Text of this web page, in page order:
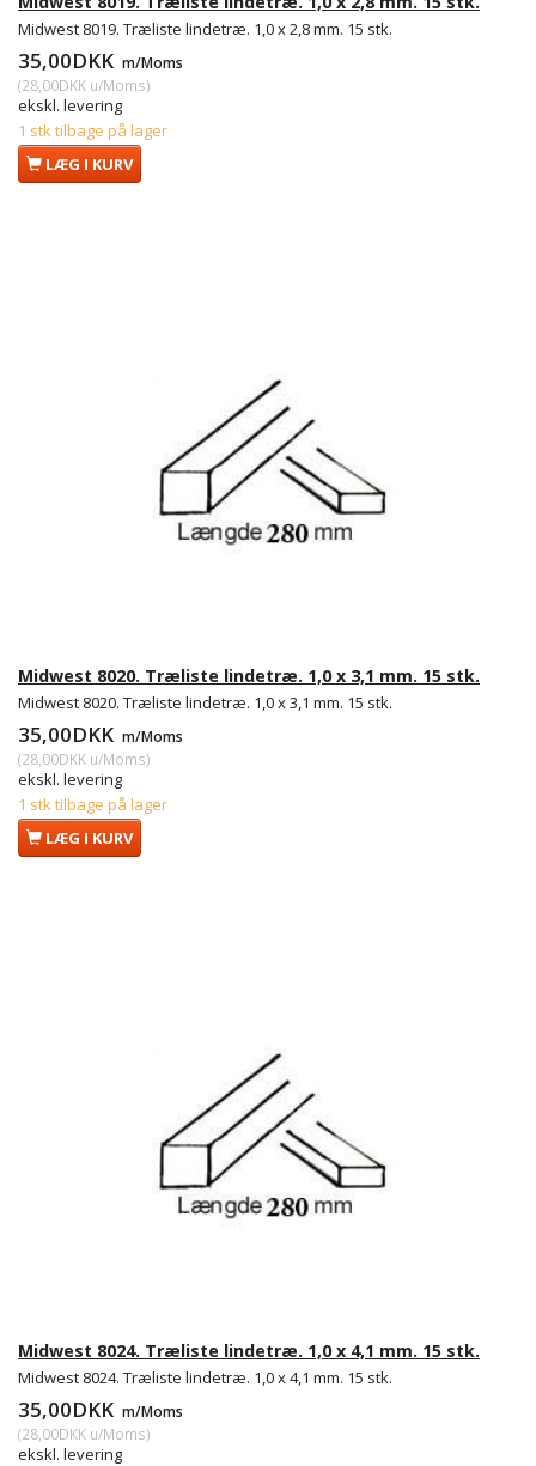
Midwest 8019. Træliste lindetræ. 1,0 x 2,8 mm. 15 stk.
35,00DKK m/Moms
(28,00DKK u/Moms)
ekskl. levering
1 stk tilbage på lager
LÆG I KURV
Midwest 8020. Træliste lindetræ. 1,0 x 3,1 mm. 15 stk.
Midwest 8020. Træliste lindetræ. 1,0 x 3,1 mm. 15 stk.
35,00DKK m/Moms
(28,00DKK u/Moms)
ekskl. levering
1 stk tilbage på lager
LÆG I KURV
Midwest 8024. Træliste lindetræ. 1,0 x 4,1 mm. 15 stk.
Midwest 8024. Træliste lindetræ. 1,0 x 4,1 mm. 15 stk.
35,00DKK m/Moms
(28,00DKK u/Moms)
ekskl. levering